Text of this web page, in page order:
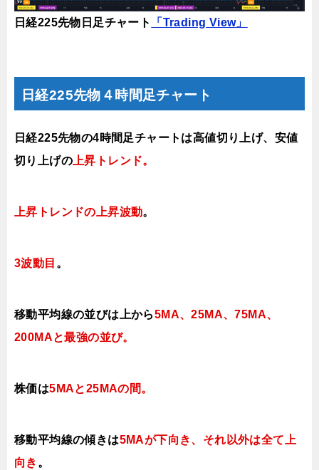
日経225先物日足チャート 「Trading View」
日経225先物４時間足チャート
日経225先物の4時間足チャートは高値切り上げ、安値
切り上げの 上昇トレンド。
上昇トレンドの上昇波動。
3波動目 。
移動平均線の並びは上から5MA、25MA、75MA、
200MAと最強の並び。
株価は5MAと25MAの間。
移動平均線の傾きは5MAが下向き、それ以外は全て上
向き 。